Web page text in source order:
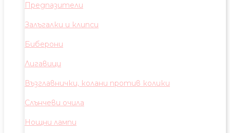
Предпазители
Залъгалки и клипси
Биберони
Лигавици
Възглавнички, колани против колики
Слънчеви очила
Нощни лампи